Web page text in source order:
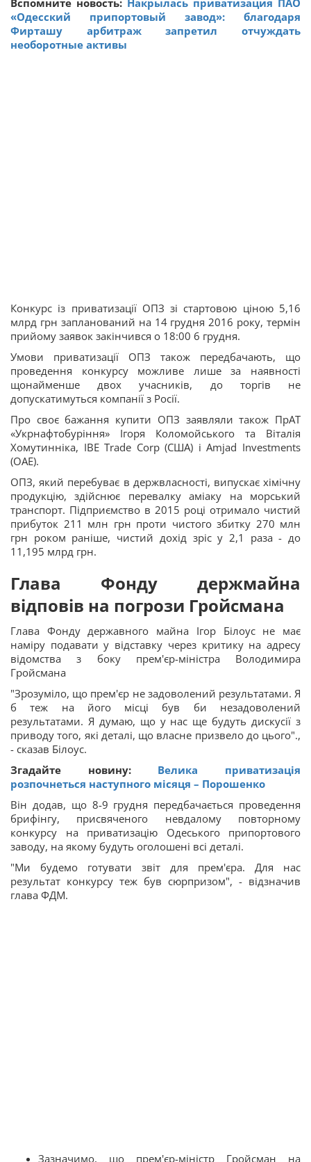
Вспомните новость: Накрылась приватизация ПАО
«Одесский припортовый завод»: благодаря
Фирташу арбитраж запретил отчуждать
необоротные активы
Конкурс із приватизації ОПЗ зі стартовою ціною 5,16
млрд грн запланований на 14 грудня 2016 року, термін
прийому заявок закінчився о 18:00 6 грудня.
Умови приватизації ОПЗ також передбачають, що
проведення конкурсу можливе лише за наявності
щонайменше двох учасників, до торгів не
допускатимуться компанії з Росії.
Про своє бажання купити ОПЗ заявляли також ПрАТ
«Укрнафтобуріння» Ігоря Коломойського та Віталія
Хомутинніка, IBE Trade Corp (США) і Amjad Investments
(ОАЕ).
ОПЗ, який перебуває в держвласності, випускає хімічну
продукцію, здійснює перевалку аміаку на морський
транспорт. Підприємство в 2015 році отримало чистий
прибуток 211 млн грн проти чистого збитку 270 млн
грн роком раніше, чистий дохід зріс у 2,1 раза - до
11,195 млрд грн.
Глава Фонду держмайна
відповів на погрози Гройсмана
Глава Фонду державного майна Ігор Білоус не має
наміру подавати у відставку через критику на адресу
відомства з боку прем'єр-міністра Володимира
Гройсмана
"Зрозуміло, що прем'єр не задоволений результатами. Я
б теж на його місці був би незадоволений
результатами. Я думаю, що у нас ще будуть дискусії з
приводу того, які деталі, що власне призвело до цього".,
- сказав Білоус.
Згадайте новину: Велика приватизація
розпочнеться наступного місяця – Порошенко
Він додав, що 8-9 грудня передбачається проведення
брифінгу, присвяченого невдалому повторному
конкурсу на приватизацію Одеського припортового
заводу, на якому будуть оголошені всі деталі.
"Ми будемо готувати звіт для прем'єра. Для нас
результат конкурсу теж був сюрпризом", - відзначив
глава ФДМ.
Зазначимо, що прем'єр-міністр Гройсман на